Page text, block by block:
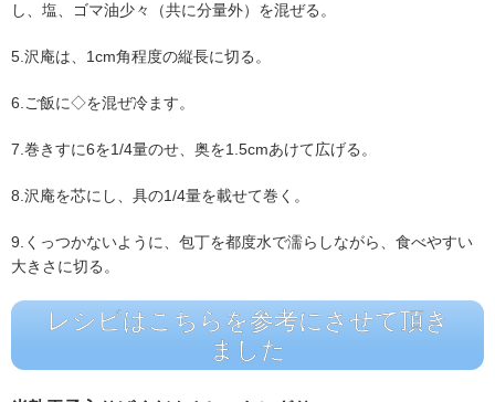
し、塩、ゴマ油少々（共に分量外）を混ぜる。
5.沢庵は、1cm角程度の縦長に切る。
6.ご飯に◇を混ぜ冷ます。
7.巻きすに6を1/4量のせ、奥を1.5cmあけて広げる。
8.沢庵を芯にし、具の1/4量を載せて巻く。
9.くっつかないように、包丁を都度水で濡らしながら、食べやすい
大きさに切る。
レシピはこちらを参考にさせて頂き
ました